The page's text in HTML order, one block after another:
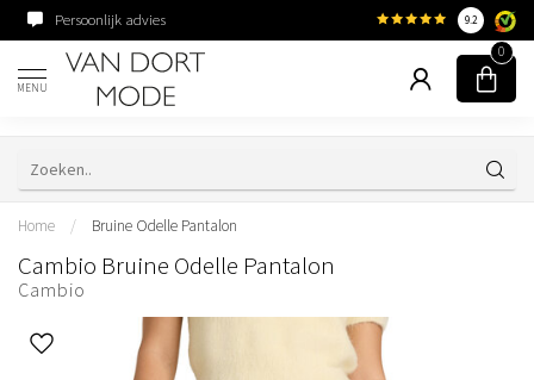
Persoonlijk advies Familiebedrijf sinds
9.2
MENU
0
Home / Bruine Odelle Pantalon
Cambio Bruine Odelle Pantalon
Cambio